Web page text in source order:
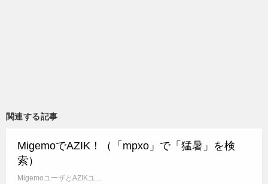
関連する記事
MigemoでAZIK！（「mpxo」で「猛暑」を検
索）
MigemoユーザとAZIKユ…